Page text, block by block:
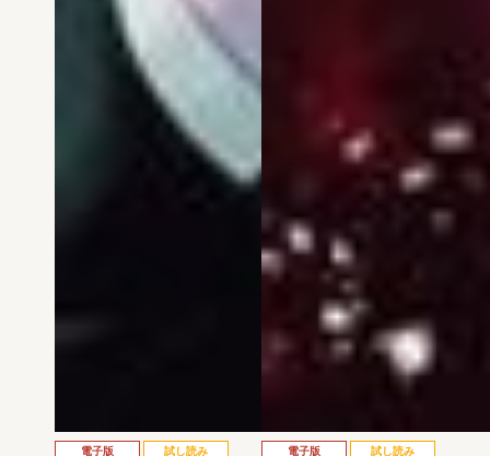
電子版 試し読み 電子版 試し読み